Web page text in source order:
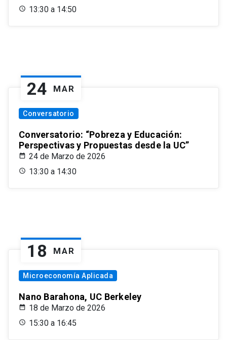
13:30 a 14:50
24 MAR
Conversatorio
Conversatorio: “Pobreza y Educación:
Perspectivas y Propuestas desde la UC”
24 de Marzo de 2026
13:30 a 14:30
18 MAR
Microeconomía Aplicada
Nano Barahona, UC Berkeley
18 de Marzo de 2026
15:30 a 16:45